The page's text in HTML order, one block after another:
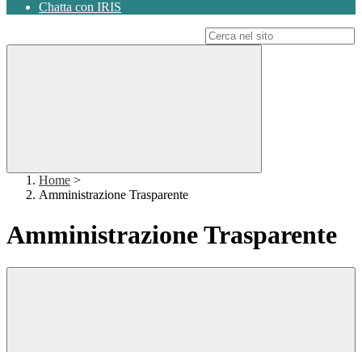
Chatta con IRIS
Home >
Amministrazione Trasparente
Amministrazione Trasparente